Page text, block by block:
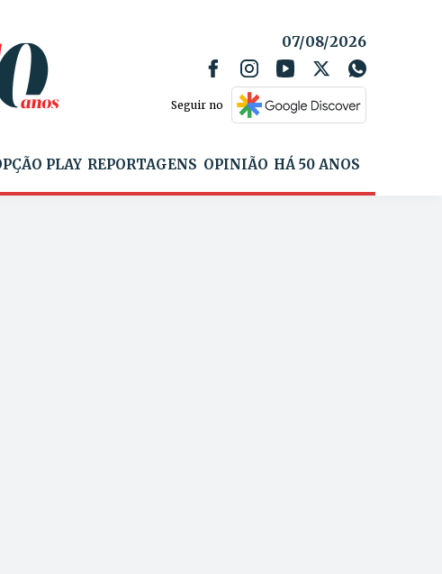
07/08/2026
Seguir no
PLAY REPORTAGENS OPINIÃO HÁ 50 ANOS